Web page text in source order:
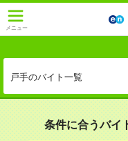
メニュー
戸手のバイト一覧
条件に合うバイ